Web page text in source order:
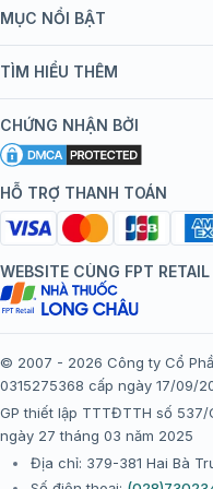
Giới thiệu Tiêm Chủng
bán hàng
Chính sách nội dung
Chính sách bảo mật
Chính sách bảo mật dữ
Chính sách thanh toán
Chính sách đổi trả gói,
FPT Long Châu
Thể lệ chương trình
MỤC NỔI BẬT
Danh mục vắc xin
Đội ngũ bác sĩ, chuyên gia
Hệ thống trung tâm tiêm
TÌM HIỂU THÊM
Khuyến mãi
Tôi nên tiêm gì?
Tiêm chủng đi nước ngoài
CHỨNG NHẬN BỞI
HỖ TRỢ THANH TOÁN
WEBSITE CÙNG FPT RETAIL
© 2007 - 2026 Công ty Cổ
0315275368 cấp ngày 17/09/
GP thiết lập TTTĐTTH số
ngày 27 tháng 03 năm 2025
Địa chỉ: 379-381 Hai Bà